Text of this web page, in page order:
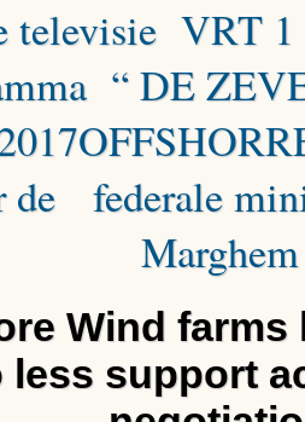
televisie VRT
“ DE
de federale
Wind farms
less support